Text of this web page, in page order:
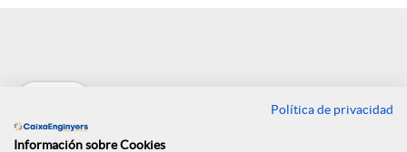
n
Política de privacidad
Información sobre Cookies